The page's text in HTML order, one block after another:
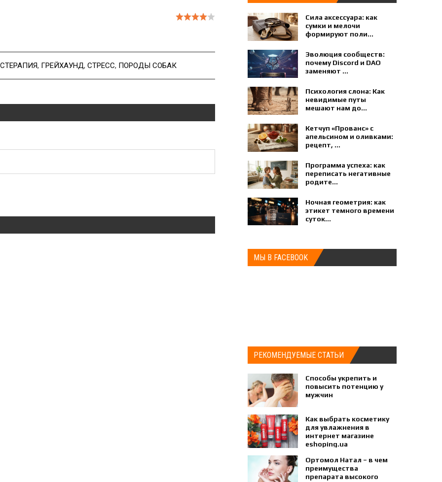
, ГРЕЙХАУНД, СТРЕСС, ПОРОДЫ СОБАК
Сила аксессуара: как
сумки и мелочи
формируют поли...
Эволюция сообществ:
почему Discord и DAO
заменяют ...
Психология слона: Как
невидимые путы
мешают нам до...
Кетчуп «Прованс» с
апельсином и оливками:
рецепт, ...
Программа успеха: как
переписать негативные
родите...
Ночная геометрия: как
этикет темного времени
суток...
МЫ В FACEBOOK
РЕКОМЕНДУЕМЫЕ СТАТЬИ
Способы укрепить и
повысить потенцию у
мужчин
Как выбрать косметику
для увлажнения в
интернет магазине
eshoping.ua
Ортомол Натал – в чем
преимущества
препарата высокого